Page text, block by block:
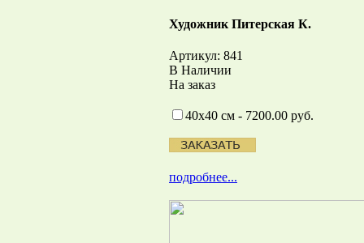
Художник Питерская К.
Артикул: 841
В Наличии
На заказ
40х40 см - 7200.00 руб.
подробнее...